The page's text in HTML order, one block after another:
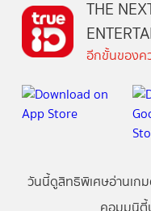
THE
อีกขั้นของค
วันนี้ดูสิทธิพิเศษอ่านเกม